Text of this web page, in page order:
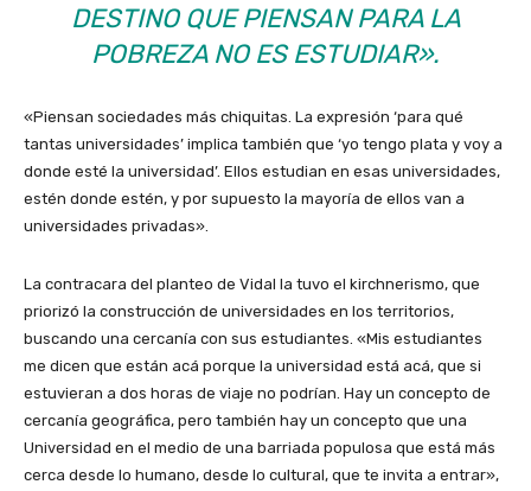
DESTINO QUE PIENSAN PARA LA
POBREZA NO ES ESTUDIAR».
«Piensan sociedades más chiquitas. La expresión ‘para qué
tantas universidades’ implica también que ‘yo tengo plata y voy a
donde esté la universidad’. Ellos estudian en esas universidades,
estén donde estén, y por supuesto la mayoría de ellos van a
universidades privadas».
La contracara del planteo de Vidal la tuvo el kirchnerismo, que
priorizó la construcción de universidades en los territorios,
buscando una cercanía con sus estudiantes. «Mis estudiantes
me dicen que están acá porque la universidad está acá, que si
estuvieran a dos horas de viaje no podrían. Hay un concepto de
cercanía geográfica, pero también hay un concepto que una
Universidad en el medio de una barriada populosa que está más
cerca desde lo humano, desde lo cultural, que te invita a entrar»,